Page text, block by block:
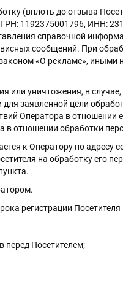
(вплоть до отзыва
1192375001796, ИНН:
справочной
сообщений. При
«О рекламе»,
или уничтожения, в
заявленной цели
Оператора в
в отношении обработки
к Оператору по адресу
на обработку его
регистрации Посетителя
перед Посетителем;